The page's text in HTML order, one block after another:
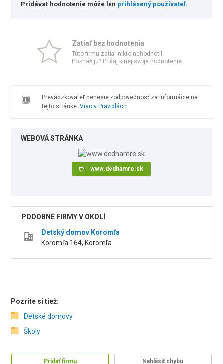
Pridávať hodnotenie môže len prihlásený používateľ.
Zatiaľ bez hodnotenia
Túto firmu zatiaľ nikto nehodnotil.
Poznáš ju? Pridaj k nej svoje hodnotenie.
Prevádzkovateľ nenesie zodpovednosť za informácie na
tejto stránke. Viac v Pravidlách
WEBOVÁ STRÁNKA
www.dedhamre.sk
PODOBNÉ FIRMY V OKOLÍ
Detský domov Koromľa
Koromľa 164, Koromľa
Pozrite si tiež:
Detské domovy
Školy
Pridať firmu Nahlásiť chybu